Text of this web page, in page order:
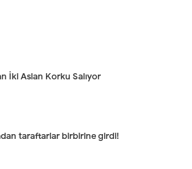
İki Aslan Korku Salıyor
taraftarlar birbirine girdi!